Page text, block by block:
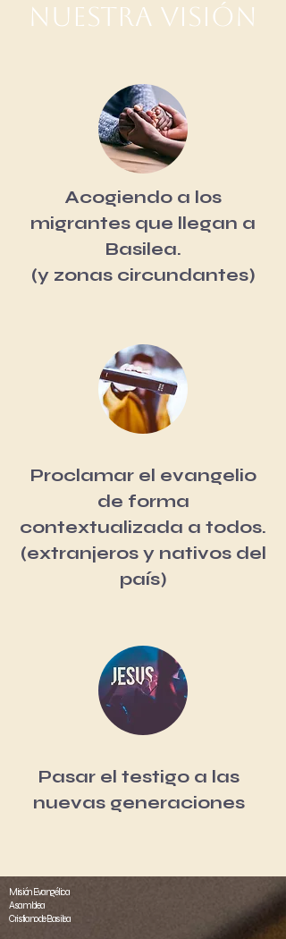
Nuestra visión
Acogiendo a los
migrantes que llegan a
Basilea.
(y zonas circundantes)
Proclamar el evangelio
de forma
contextualizada a todos.
(extranjeros y nativos del
país)
Pasar el testigo a las
nuevas generaciones
Misión Evangélica
Asamblea
Cristiano de Basilea